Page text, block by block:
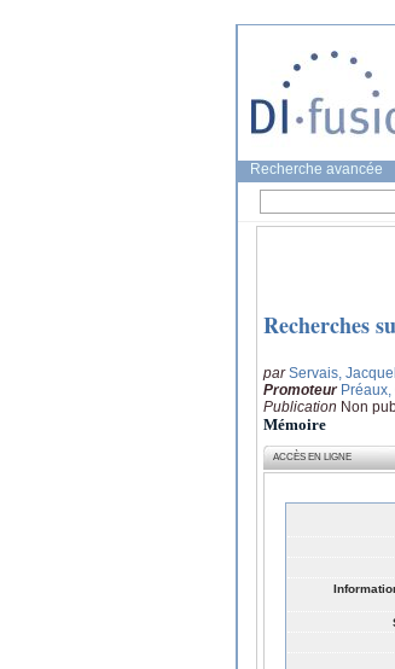
Recherche avancée
Recherches
parServais,
Promoteur
Publication Non
Mémoire
ACCÈS EN LIGNE